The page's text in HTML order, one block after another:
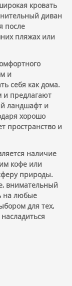
кровать
диван
после
пляжах или
и
себя как дома.
и предлагают
ландшафт и
хорошо
пространство и
наличие
кофе или
природы.
внимательный
на любые
для тех,